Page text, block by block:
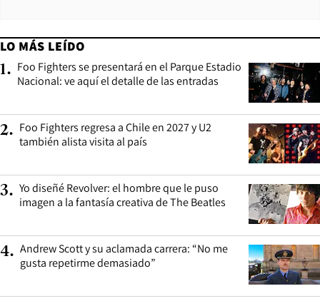
LO MÁS LEÍDO
1. Foo Fighters se presentará en el Parque Estadio
Nacional: ve aquí el detalle de las entradas
2. Foo Fighters regresa a Chile en 2027 y U2
también alista visita al país
3. Yo diseñé Revolver: el hombre que le puso
imagen a la fantasía creativa de The Beatles
4. Andrew Scott y su aclamada carrera: “No me
gusta repetirme demasiado”